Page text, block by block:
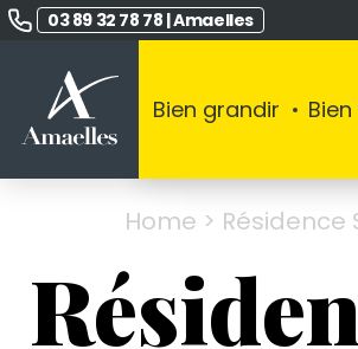
03 89 32 78 78 |Amaelles
Bien grandir
Home > Résidence